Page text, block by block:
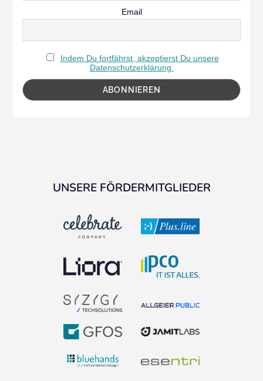
Email
Indem Du fortfährst, akzeptierst Du unsere
Datenschutzerklärung.
UNSERE FÖRDERMITGLIEDER